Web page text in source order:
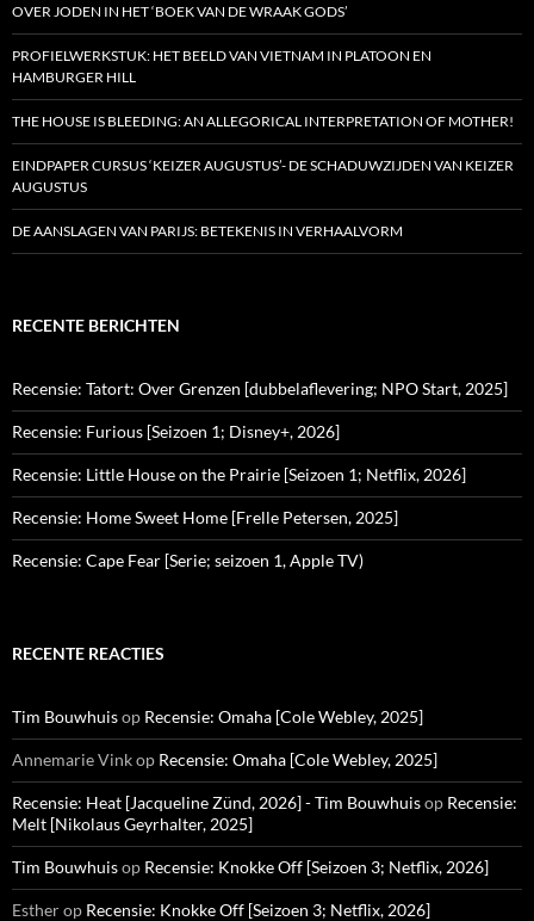
OVER JODEN IN HET ‘BOEK VAN DE WRAAK GODS’
PROFIELWERKSTUK: HET BEELD VAN VIETNAM IN PLATOON EN
HAMBURGER HILL
THE HOUSE IS BLEEDING: AN ALLEGORICAL INTERPRETATION OF MOTHER!
EINDPAPER CURSUS ‘KEIZER AUGUSTUS’- DE SCHADUWZIJDEN VAN KEIZER
AUGUSTUS
DE AANSLAGEN VAN PARIJS: BETEKENIS IN VERHAALVORM
RECENTE BERICHTEN
Recensie: Tatort: Over Grenzen [dubbelaflevering; NPO Start, 2025]
Recensie: Furious [Seizoen 1; Disney+, 2026]
Recensie: Little House on the Prairie [Seizoen 1; Netflix, 2026]
Recensie: Home Sweet Home [Frelle Petersen, 2025]
Recensie: Cape Fear [Serie; seizoen 1, Apple TV)
RECENTE REACTIES
Tim Bouwhuisop Recensie: Omaha [Cole Webley, 2025]
Annemarie Vinkop Recensie: Omaha [Cole Webley, 2025]
Recensie: Heat [Jacqueline Zünd, 2026] - Tim Bouwhuisop Recensie:
Melt [Nikolaus Geyrhalter, 2025]
Tim Bouwhuisop Recensie: Knokke Off [Seizoen 3; Netflix, 2026]
Estherop Recensie: Knokke Off [Seizoen 3; Netflix, 2026]